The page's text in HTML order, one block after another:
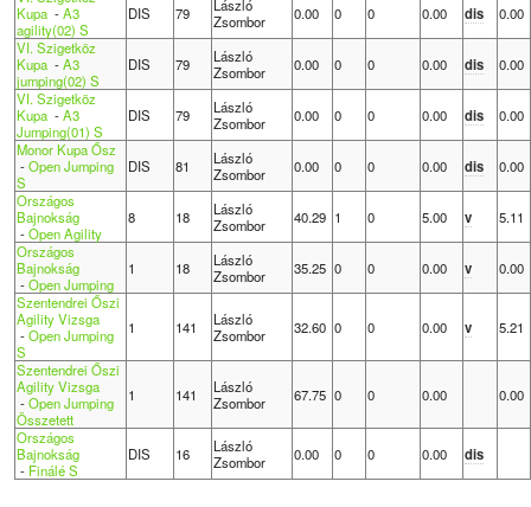
Kupa-A3
agility(02) S
DIS 79
László
Zsombor
0.00 0 0 0.00 dis
0.00
VI. Szigetköz
Kupa-A3
jumping(02) S
DIS 79
László
Zsombor
0.00 0 0 0.00 dis
0.00
VI. Szigetköz
Kupa-A3
Jumping(01) S
DIS 79
László
Zsombor
0.00 0 0 0.00 dis
0.00
Monor Kupa Ősz
-Open Jumping
S
DIS 81
László
Zsombor
0.00 0 0 0.00 dis
0.00
Országos
Bajnokság
-Open Agility
8 18
László
Zsombor
40.29 1 0 5.00 v
5.11
Országos
Bajnokság
-Open Jumping
1 18
László
Zsombor
35.25 0 0 0.00 v
0.00
Szentendrei Őszi
Agility Vizsga
-Open Jumping
S
1 141
László
Zsombor
32.60 0 0 0.00 v 5.21
Szentendrei Őszi
Agility Vizsga
-Open Jumping
Összetett
1 141
László
Zsombor
67.75 0 0 0.00 0.00
Országos
Bajnokság
- Finálé S
DIS 16
László
Zsombor
0.00 0 0 0.00 dis